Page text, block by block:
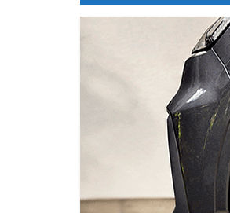
Movilidad
compromiso con movilidad
más segura y conectada